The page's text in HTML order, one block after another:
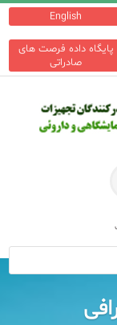
English
پایگاه داده فرصت های
صادراتی